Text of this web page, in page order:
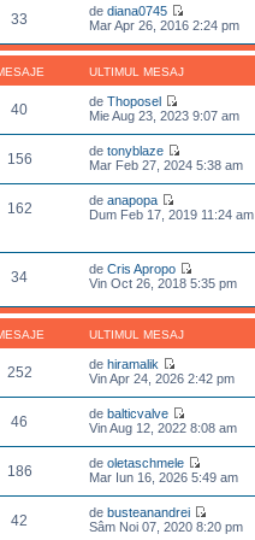
33 dediana0745
Mar Apr 26, 2016 2:24 pm
ULTIMUL MESAJ
40 deThoposel
Mie Aug 23, 2023 9:07 am
156 detonyblaze
Mar Feb 27, 2024 5:38 am
162 deanapopa
Dum Feb 17, 2019 11:24 am
34 deCris Apropo
Vin Oct 26, 2018 5:35 pm
ULTIMUL MESAJ
252 dehiramalik
Vin Apr 24, 2026 2:42 pm
46 debalticvalve
Vin Aug 12, 2022 8:08 am
186 deoletaschmele
Mar Iun 16, 2026 5:49 am
42 debusteanandrei
Sâm Noi 07, 2020 8:20 pm